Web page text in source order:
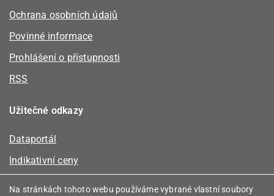
Ochrana osobních údajů
Povinné informace
Prohlášení o přístupnosti
RSS
Užitečné odkazy
Dataportál
Indikativní ceny
Na stránkách tohoto webu používáme vybrané vlastní soubory